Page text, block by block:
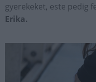
gyerekeket, este pedig
Erika.